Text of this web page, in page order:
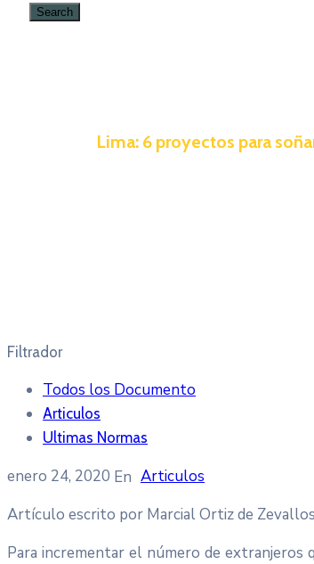
Lima: 6 proyectos para
Filtrador
Todos los Documento
Articulos
Ultimas Normas
enero 24, 2020
Articulos
Artículo escrito por Marcial Ortiz de
Para incrementar el número de extranjeros